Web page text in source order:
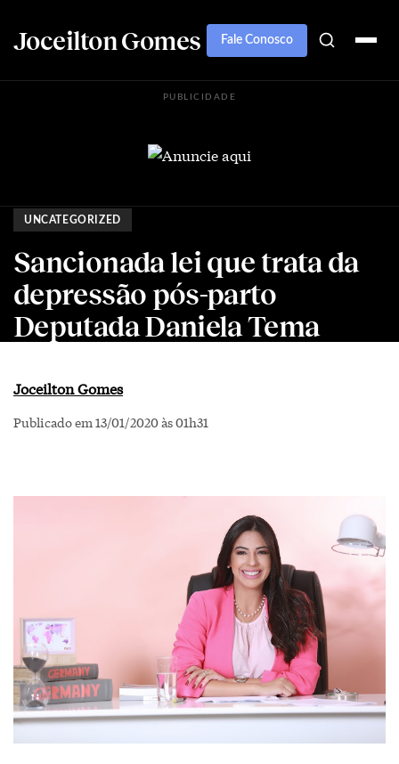
Joceilton Gomes Fale Conosco
PUBLICIDADE
UNCATEGORIZED
Sancionada lei que trata da
depressão pós-parto
Deputada Daniela Tema
Joceilton Gomes
Publicado em 13/01/2020 às 01h31